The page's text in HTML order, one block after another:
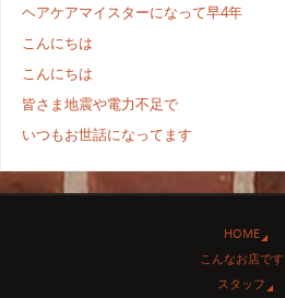
ヘアケアマイスターになって早4年
こんにちは
こんにちは
皆さま地震や電力不足で
いつもお世話になってます
HOME
こんなお店です
スタッフ